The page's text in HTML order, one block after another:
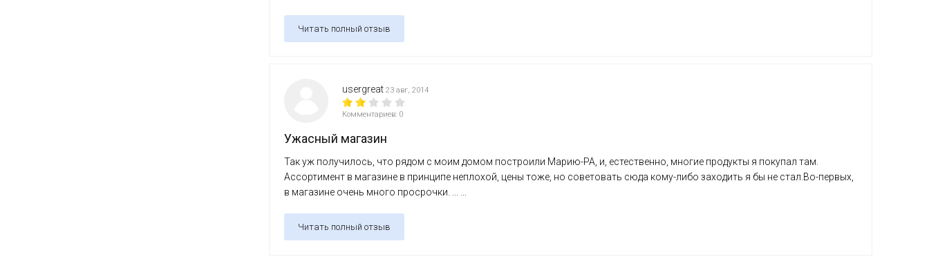
Читать полный отзыв
usergreat 23 авг, 2014
Комментариев: 0
Ужасный магазин
Так уж получилось, что рядом с моим домом построили Марию-РА, и, естественно, многие продукты я покупал там.
Ассортимент в магазине в принципе неплохой, цены тоже, но советовать сюда кому-либо заходить я бы не стал.Во-первых,
в магазине очень много просрочки. ... ...
Читать полный отзыв